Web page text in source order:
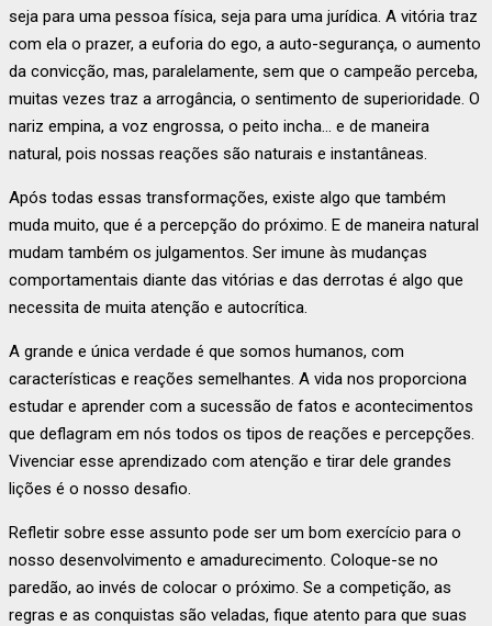
seja para uma pessoa física, seja para uma jurídica. A vitória traz
com ela o prazer, a euforia do ego, a auto-segurança, o aumento
da convicção, mas, paralelamente, sem que o campeão perceba,
muitas vezes traz a arrogância, o sentimento de superioridade. O
nariz empina, a voz engrossa, o peito incha… e de maneira
natural, pois nossas reações são naturais e instantâneas.
Após todas essas transformações, existe algo que também
muda muito, que é a percepção do próximo. E de maneira natural
mudam também os julgamentos. Ser imune às mudanças
comportamentais diante das vitórias e das derrotas é algo que
necessita de muita atenção e autocrítica.
A grande e única verdade é que somos humanos, com
características e reações semelhantes. A vida nos proporciona
estudar e aprender com a sucessão de fatos e acontecimentos
que deflagram em nós todos os tipos de reações e percepções.
Vivenciar esse aprendizado com atenção e tirar dele grandes
lições é o nosso desafio.
Refletir sobre esse assunto pode ser um bom exercício para o
nosso desenvolvimento e amadurecimento. Coloque-se no
paredão, ao invés de colocar o próximo. Se a competição, as
regras e as conquistas são veladas, fique atento para que suas